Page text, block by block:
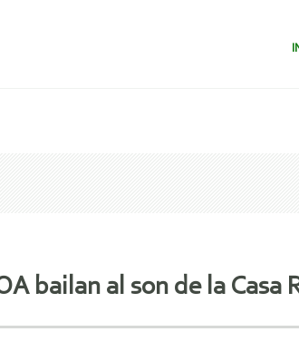
bailan al son de la Casa